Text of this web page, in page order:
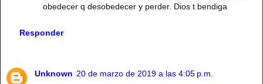
obedecer q desobedecer y perder. Dios t bendiga
Responder
Unknown 20 de marzo de 2019 a las 4:05 p.m.